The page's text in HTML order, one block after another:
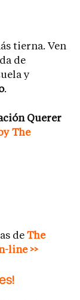
tierna. Ven
de
y
.
Querer
The
de The
line >>